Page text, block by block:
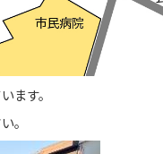
ます。
。